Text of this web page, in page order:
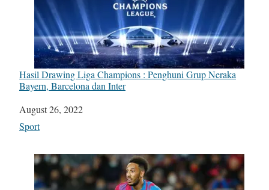
Hasil Drawing Liga Champions : Penghuni Grup Neraka
Bayern, Barcelona dan Inter
Date
August 26, 2022
In relation to
Sport